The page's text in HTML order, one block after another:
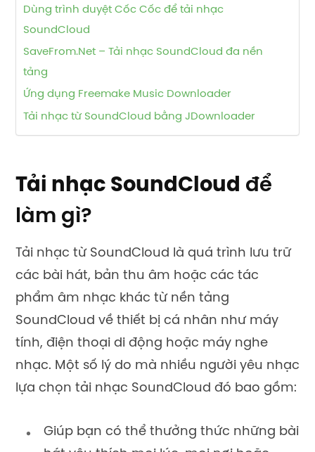
Dùng trình duyệt Cốc Cốc để tải nhạc
SoundCloud
SaveFrom.Net – Tải nhạc SoundCloud đa nền
tảng
Ứng dụng Freemake Music Downloader
Tải nhạc từ SoundCloud bằng JDownloader
Tải nhạc SoundCloud để
làm gì?
Tải nhạc từ SoundCloud là quá trình lưu trữ
các bài hát, bản thu âm hoặc các tác
phẩm âm nhạc khác từ nền tảng
SoundCloud về thiết bị cá nhân như máy
tính, điện thoại di động hoặc máy nghe
nhạc. Một số lý do mà nhiều người yêu nhạc
lựa chọn tải nhạc SoundCloud đó bao gồm:
Giúp bạn có thể thưởng thức những bài